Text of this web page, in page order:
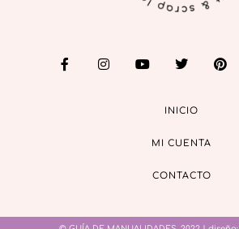
INICIO
MI CUENTA
CONTACTO